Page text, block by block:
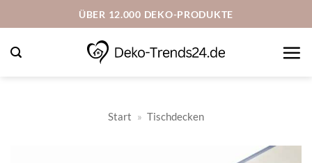
Inhalt
springen
ÜBER 12.000 DEKO-PRODUKTE
Start » Tischdecken